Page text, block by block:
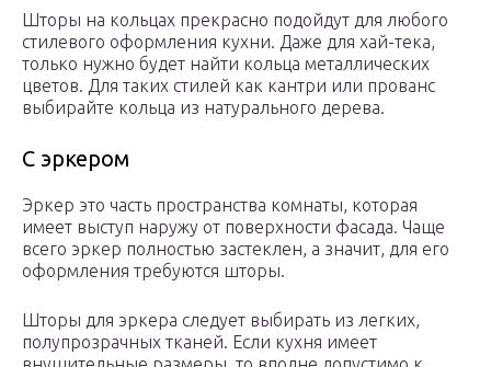
Шторы на кольцах прекрасно подойдут для любого
стилевого оформления кухни. Даже для хай-тека,
только нужно будет найти кольца металлических
цветов. Для таких стилей как кантри или прованс
выбирайте кольца из натурального дерева.
С эркером
Эркер это часть пространства комнаты, которая
имеет выступ наружу от поверхности фасада. Чаще
всего эркер полностью застеклен, а значит, для его
оформления требуются шторы.
Шторы для эркера следует выбирать из легких,
полупрозрачных тканей. Если кухня имеет